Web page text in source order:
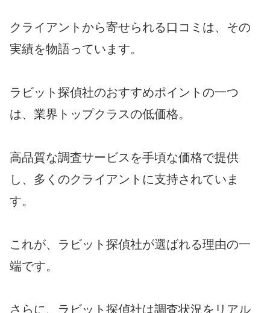
クライアントから寄せられる口コミは、その
実績を物語っています。
ラビット探偵社のおすすめポイントの一つ
は、業界トップクラスの低価格。
高品質な調査サービスを手頃な価格で提供
し、多くのクライアントに支持されていま
す。
これが、ラビット探偵社が選ばれる理由の一
端です。
さらに、ラビット探偵社は調査状況をリアル